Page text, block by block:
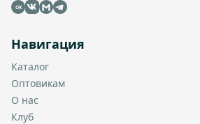
OK
Навигация
Каталог
Оптовикам
О нас
Клуб